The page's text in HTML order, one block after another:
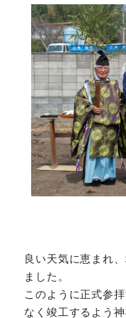
良い天気に恵まれ
ました。
このように正式参
なく竣工するよう